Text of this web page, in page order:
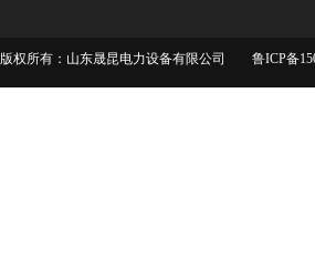
版权所有：山东晟昆电力设备有限公司 鲁ICP备